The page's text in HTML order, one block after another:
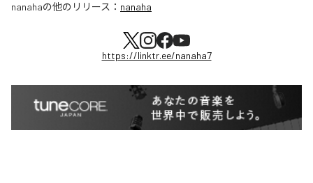
nanahaの他のリリース： nanaha
https://linktr.ee/nanaha7